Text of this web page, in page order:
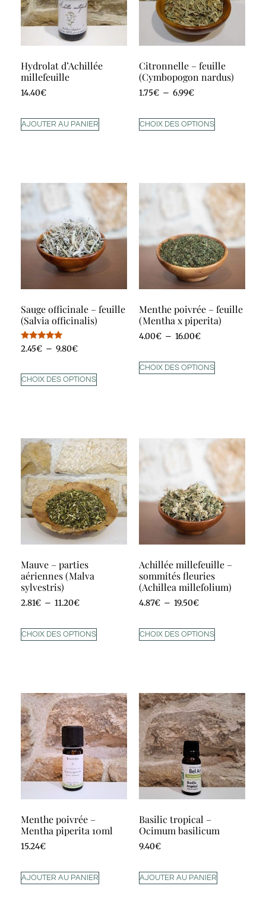
Hydrolat d’Achillée
millefeuille
14.40€
AJOUTER AU PANIER
Citronnelle – feuille
(Cymbopogon nardus)
1.75€ – 6.99€
CHOIX DES OPTIONS
Sauge officinale – feuille
(Salvia officinalis)
Note
5.00
2.45€ – 9.80€
CHOIX DES OPTIONS
Menthe poivrée – feuille
(Mentha x piperita)
4.00€ – 16.00€
CHOIX DES OPTIONS
Mauve – parties
aériennes (Malva
sylvestris)
2.81€ – 11.20€
CHOIX DES OPTIONS
Achillée millefeuille –
sommités fleuries
(Achillea millefolium)
4.87€ – 19.50€
CHOIX DES OPTIONS
Menthe poivrée –
Mentha piperita 10ml
15.24€
AJOUTER AU PANIER
Basilic tropical –
Ocimum basilicum
9.40€
AJOUTER AU PANIER